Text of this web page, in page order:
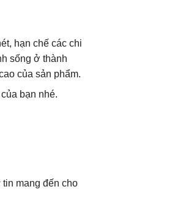
hạn chế các chi
sống ở thành
của sản phẩm.
bạn nhé.
mang đến cho